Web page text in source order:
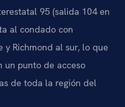
95 (salida 104 en
al condado con
y Richmond al sur, lo que
un punto de acceso
de toda la región del